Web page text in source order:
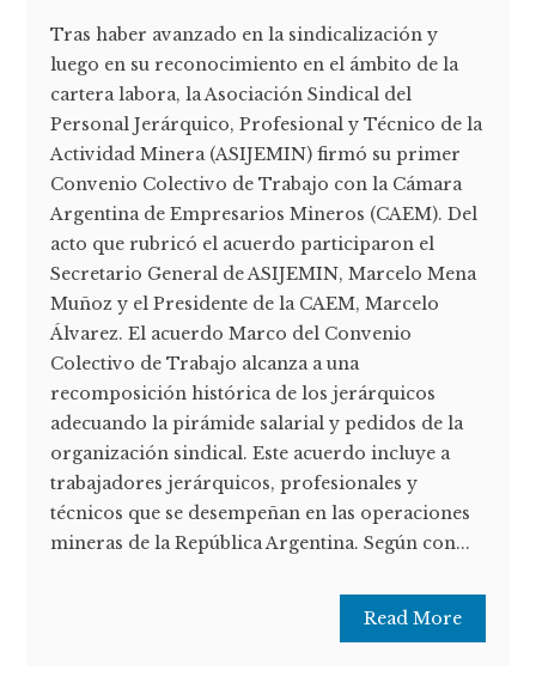
Tras haber avanzado en la sindicalización y
luego en su reconocimiento en el ámbito de la
cartera labora, la Asociación Sindical del
Personal Jerárquico, Profesional y Técnico de la
Actividad Minera (ASIJEMIN) firmó su primer
Convenio Colectivo de Trabajo con la Cámara
Argentina de Empresarios Mineros (CAEM). Del
acto que rubricó el acuerdo participaron el
Secretario General de ASIJEMIN, Marcelo Mena
Muñoz y el Presidente de la CAEM, Marcelo
Álvarez. El acuerdo Marco del Convenio
Colectivo de Trabajo alcanza a una
recomposición histórica de los jerárquicos
adecuando la pirámide salarial y pedidos de la
organización sindical. Este acuerdo incluye a
trabajadores jerárquicos, profesionales y
técnicos que se desempeñan en las operaciones
mineras de la República Argentina. Según con...
Read More